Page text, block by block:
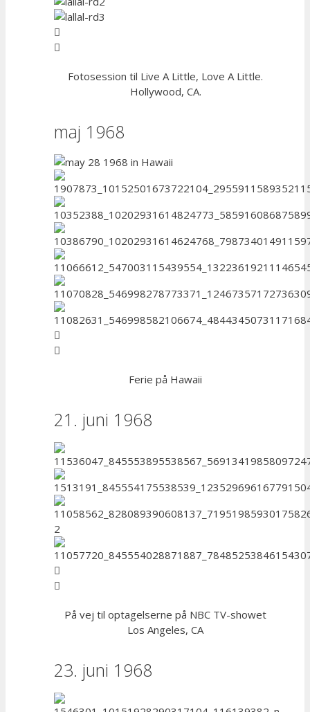
Fotosession til Live A Little, Love A Little.
Hollywood, CA.
maj 1968
Ferie på Hawaii
21. juni 1968
På vej til optagelserne på NBC TV-showet
Los Angeles, CA
23. juni 1968